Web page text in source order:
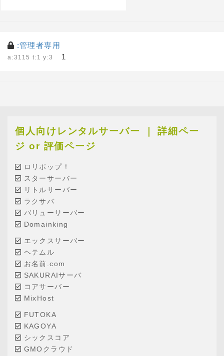
:管理者専用
a:3115 t:1 y:3 1
個人向けレンタルサーバー ｜ 詳細ペー
ジ or 評価ページ
ロリポップ！
スターサーバー
リトルサーバー
ラクサバ
バリューサーバー
Domainking
エックスサーバー
ヘテムル
お名前.com
SAKURAIサーバ
コアサーバー
MixHost
FUTOKA
KAGOYA
シックスコア
GMOクラウド